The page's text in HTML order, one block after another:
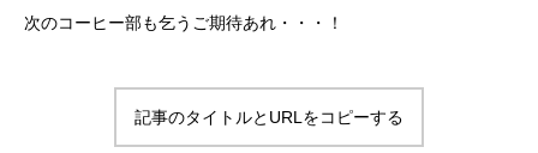
次のコーヒー部も乞うご期待あれ・・・！
記事のタイトルとURLをコピーする